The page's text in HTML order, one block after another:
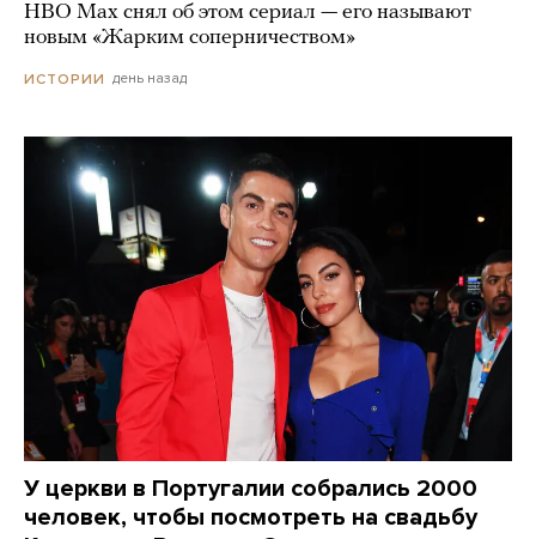
HBO Max снял об этом сериал — его называют
новым «Жарким соперничеством»
ИСТОРИИ день назад
У церкви в Португалии собрались 2000
человек, чтобы посмотреть на свадьбу